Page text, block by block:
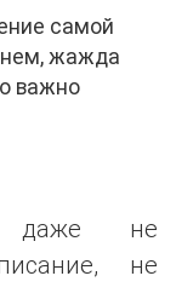
самой
нем, жажда
важно
даже не
не